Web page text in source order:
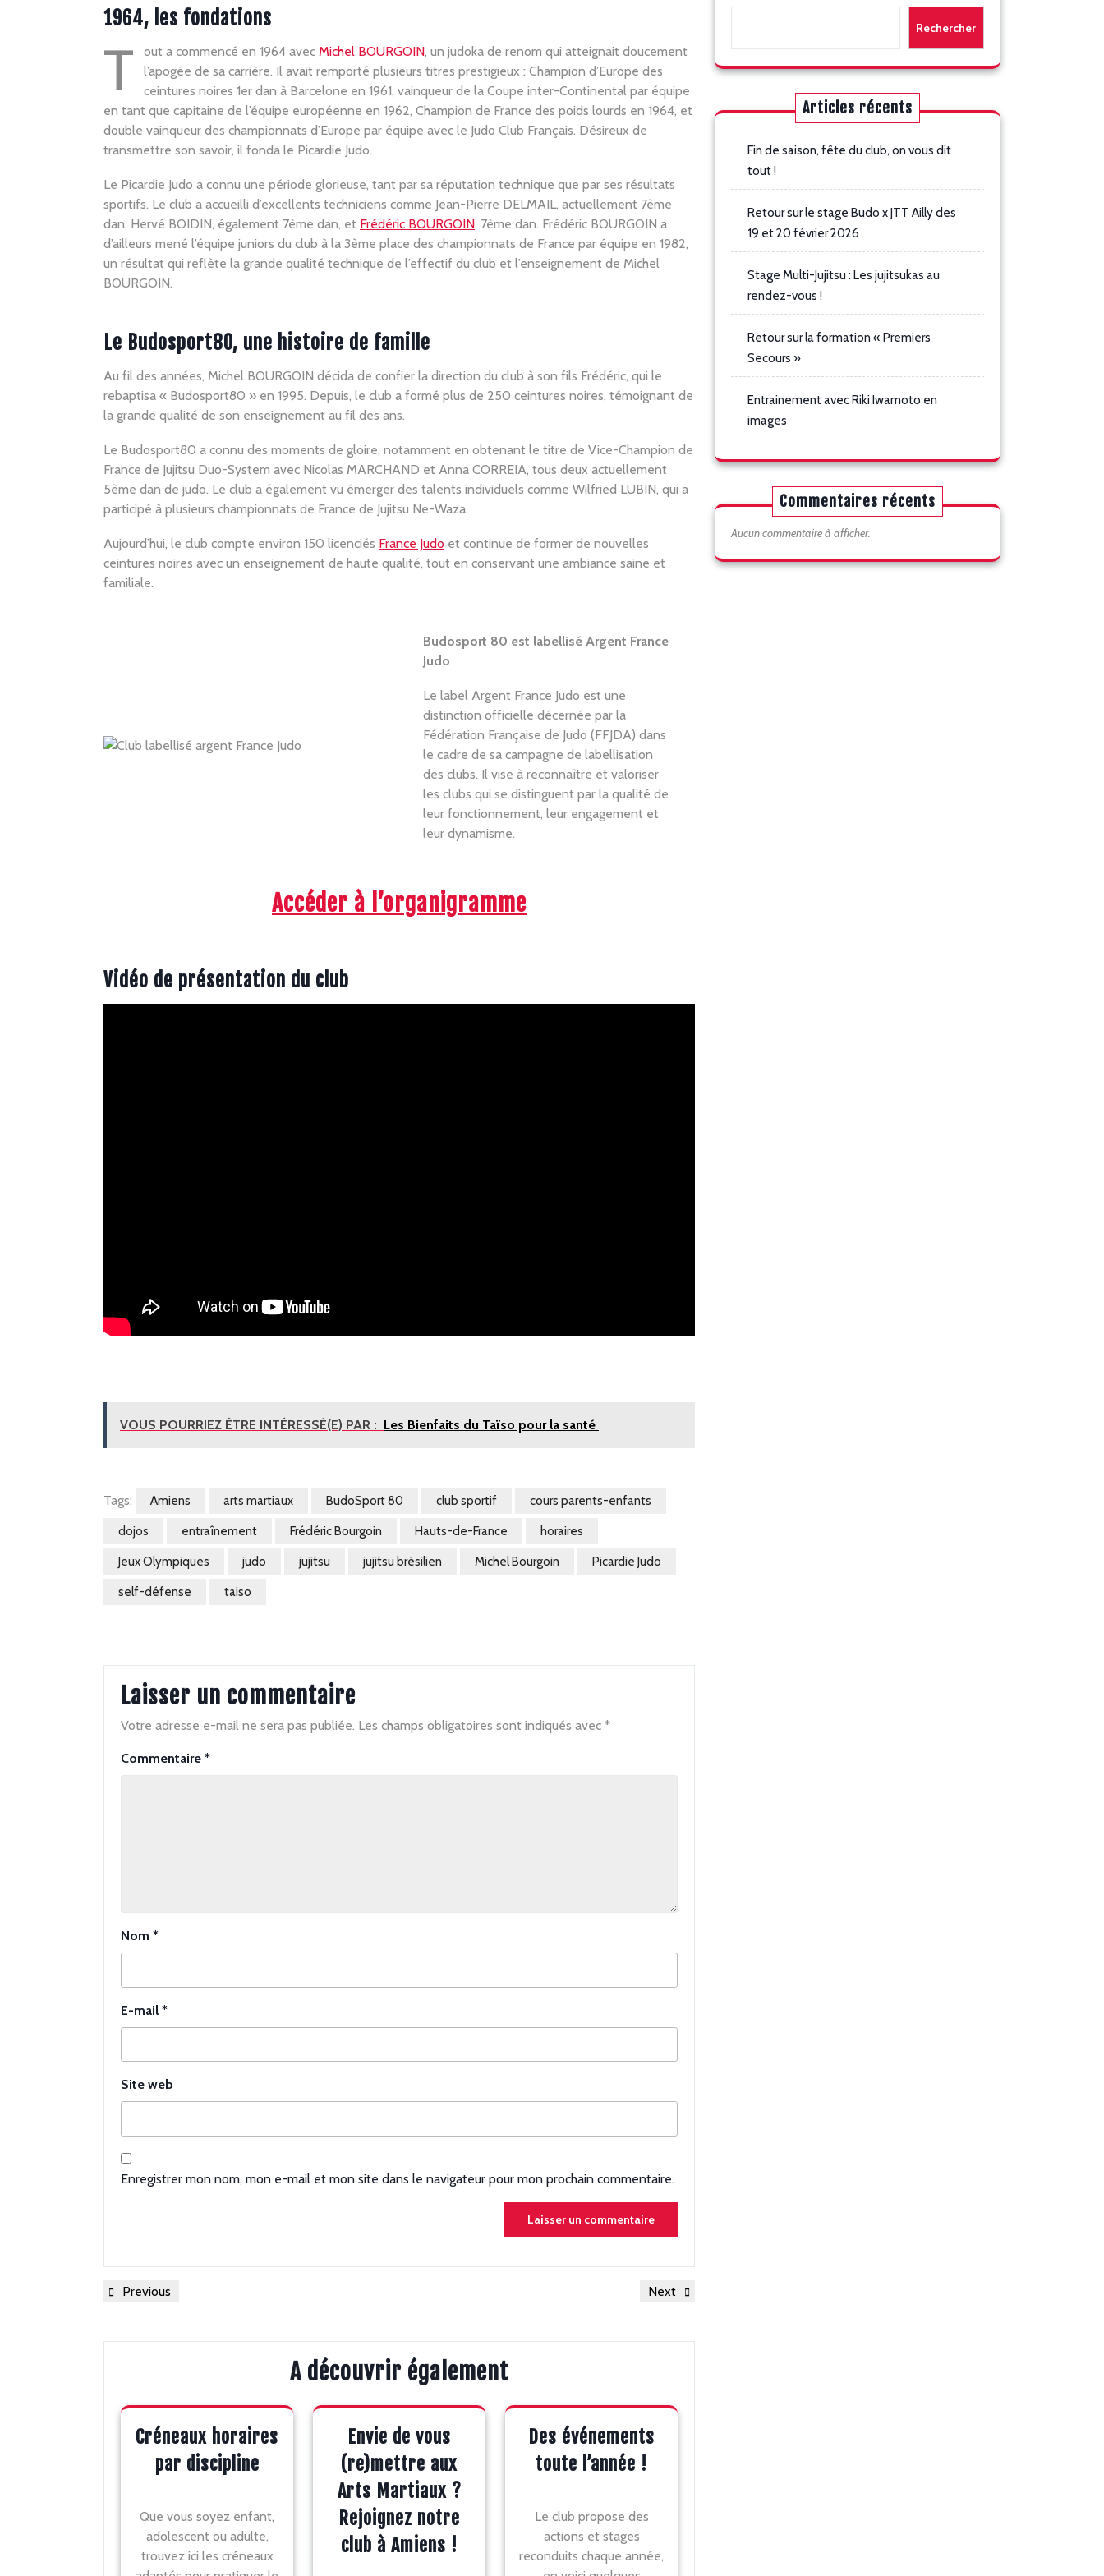
1964, les fondations
T out a commencé en 1964 avec Michel BOURGOIN, un judoka de renom qui atteignait doucement
l’apogée de sa carrière. Il avait remporté plusieurs titres prestigieux : Champion d’Europe des
ceintures noires 1er dan à Barcelone en 1961, vainqueur de la Coupe inter-Continental par équipe
en tant que capitaine de l’équipe européenne en 1962, Champion de France des poids lourds en 1964, et
double vainqueur des championnats d’Europe par équipe avec le Judo Club Français. Désireux de
transmettre son savoir, il fonda le Picardie Judo.
Le Picardie Judo a connu une période glorieuse, tant par sa réputation technique que par ses résultats
sportifs. Le club a accueilli d’excellents techniciens comme Jean-Pierre DELMAIL, actuellement 7ème
dan, Hervé BOIDIN, également 7ème dan, et Frédéric BOURGOIN, 7ème dan. Frédéric BOURGOIN a
d’ailleurs mené l’équipe juniors du club à la 3ème place des championnats de France par équipe en 1982,
un résultat qui reflète la grande qualité technique de l’effectif du club et l’enseignement de Michel
BOURGOIN.
Le Budosport80, une histoire de famille
Au fil des années, Michel BOURGOIN décida de confier la direction du club à son fils Frédéric, qui le
rebaptisa « Budosport80 » en 1995. Depuis, le club a formé plus de 250 ceintures noires, témoignant de
la grande qualité de son enseignement au fil des ans.
Le Budosport80 a connu des moments de gloire, notamment en obtenant le titre de Vice-Champion de
France de Jujitsu Duo-System avec Nicolas MARCHAND et Anna CORREIA, tous deux actuellement
5ème dan de judo. Le club a également vu émerger des talents individuels comme Wilfried LUBIN, qui a
participé à plusieurs championnats de France de Jujitsu Ne-Waza.
Aujourd’hui, le club compte environ 150 licenciés France Judo et continue de former de nouvelles
ceintures noires avec un enseignement de haute qualité, tout en conservant une ambiance saine et
familiale.
Budosport 80 est labellisé Argent France
Judo
Le label Argent France Judo est une
distinction officielle décernée par la
Fédération Française de Judo (FFJDA) dans
le cadre de sa campagne de labellisation
des clubs. Il vise à reconnaître et valoriser
les clubs qui se distinguent par la qualité de
leur fonctionnement, leur engagement et
leur dynamisme.
Accéder à l’organigramme
Vidéo de présentation du club
VOUS POURRIEZ ÊTRE INTÉRESSÉ(E) PAR : Les Bienfaits du Taïso pour la santé
Tags: Amiens arts martiaux BudoSport 80 club sportif cours parents-enfants
dojos entraînement Frédéric Bourgoin Hauts-de-France horaires
Jeux Olympiques judo jujitsu jujitsu brésilien Michel Bourgoin Picardie Judo
self-défense taiso
Laisser un commentaire
Votre adresse e-mail ne sera pas publiée. Les champs obligatoires sont indiqués avec *
Commentaire *
Nom *
E-mail *
Site web
Enregistrer mon nom, mon e-mail et mon site dans le navigateur pour mon prochain commentaire.
Navigation
l’article
Previous
Previous
Next
Next
A découvrir également
Créneaux horaires
par discipline
Que vous soyez enfant,
adolescent ou adulte,
trouvez ici les créneaux
Envie de vous
(re)mettre aux
Arts Martiaux ?
Rejoignez notre
club à Amiens !
Des événements
toute l’année !
Le club propose des
actions et stages
reconduits chaque année,
Rechercher
Articles récents
Fin de saison, fête du club, on vous dit
tout !
Retour sur le stage Budo x JTT Ailly des
19 et 20 février 2026
Stage Multi-Jujitsu : Les jujitsukas au
rendez-vous !
Retour sur la formation « Premiers
Secours »
Entrainement avec Riki Iwamoto en
images
Commentaires récents
Aucun commentaire à afficher.